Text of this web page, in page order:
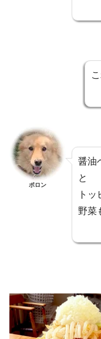
ポロン
醤油
と
ト
野菜